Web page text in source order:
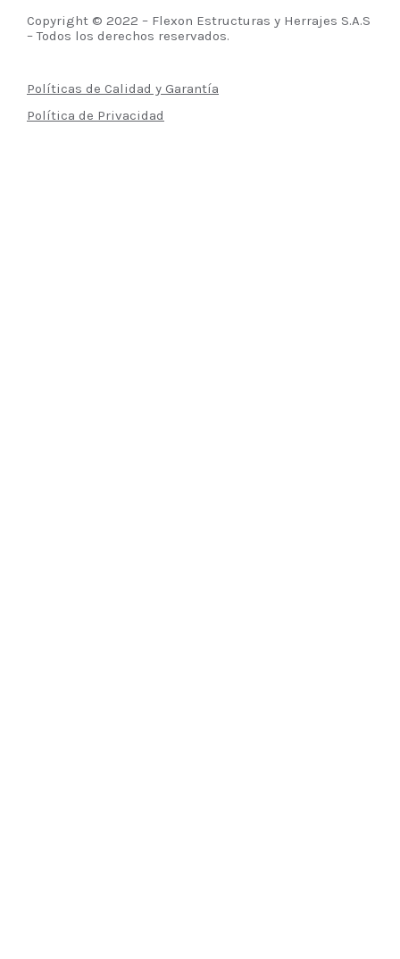
Copyright © 2022 – Flexon Estructuras y Herrajes S.A.S
– Todos los derechos reservados.
Políticas de Calidad y Garantía
Política de Privacidad